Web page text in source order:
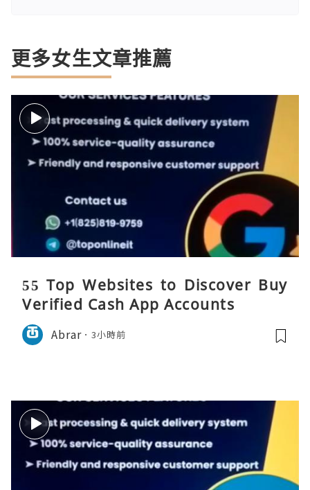
更多女生文章推薦
55 Top Websites to Discover Buy
Verified Cash App Accounts
Abrar 3小時前